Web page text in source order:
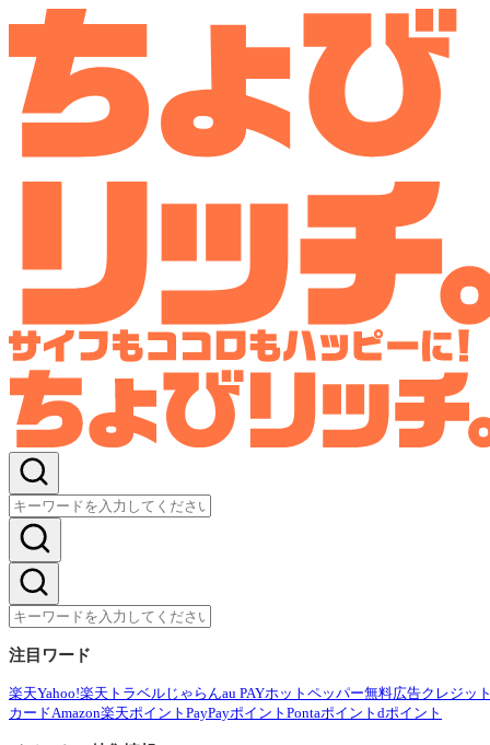
注目ワード
楽天Yahoo!楽天トラベル じゃらんau PAYホットペッパー無料広告クレジッ
カードAmazon楽天ポイント PayPayポイント Pontaポイント dポイント